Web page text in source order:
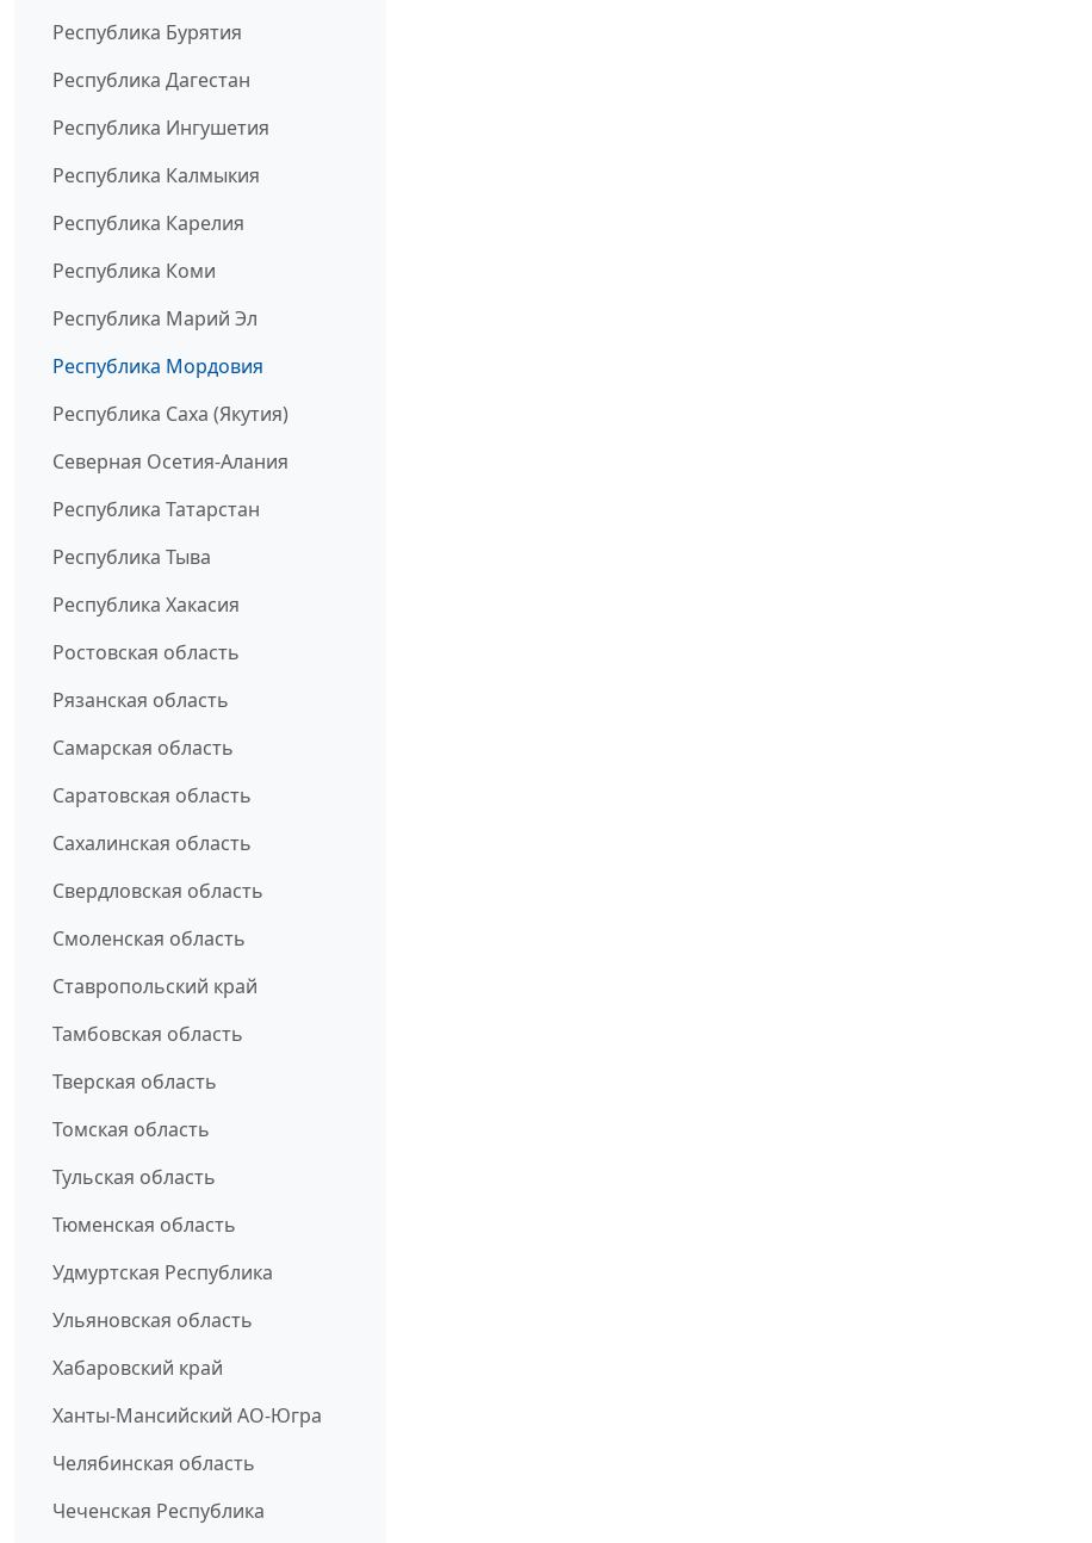
Республика Бурятия
Республика Дагестан
Республика Ингушетия
Республика Калмыкия
Республика Карелия
Республика Коми
Республика Марий Эл
Республика Мордовия
Республика Саха (Якутия)
Северная Осетия-Алания
Республика Татарстан
Республика Тыва
Республика Хакасия
Ростовская область
Рязанская область
Самарская область
Саратовская область
Сахалинская область
Свердловская область
Смоленская область
Ставропольский край
Тамбовская область
Тверская область
Томская область
Тульская область
Тюменская область
Удмуртская Республика
Ульяновская область
Хабаровский край
Ханты-Мансийский АО-Югра
Челябинская область
Чеченская Республика